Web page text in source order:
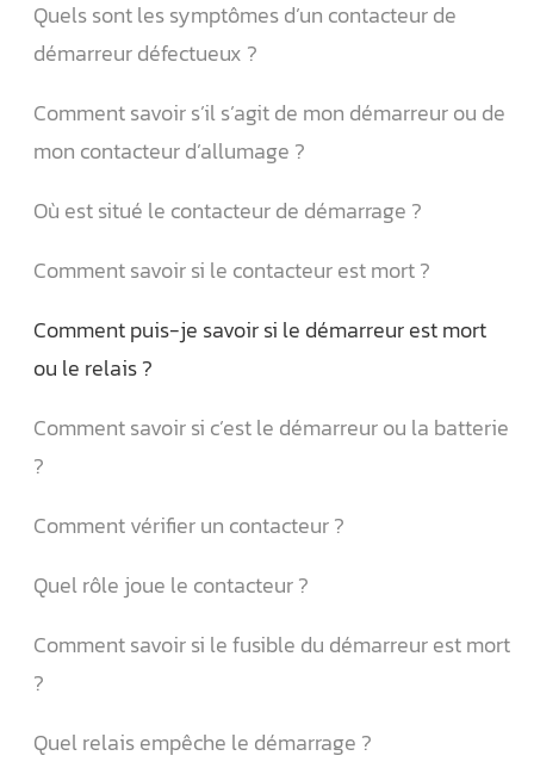
Quels sont les symptômes d’un contacteur de
démarreur défectueux ?
Comment savoir s’il s’agit de mon démarreur ou de
mon contacteur d’allumage ?
Où est situé le contacteur de démarrage ?
Comment savoir si le contacteur est mort ?
Comment puis-je savoir si le démarreur est mort
ou le relais ?
Comment savoir si c’est le démarreur ou la batterie
?
Comment vérifier un contacteur ?
Quel rôle joue le contacteur ?
Comment savoir si le fusible du démarreur est mort
?
Quel relais empêche le démarrage ?